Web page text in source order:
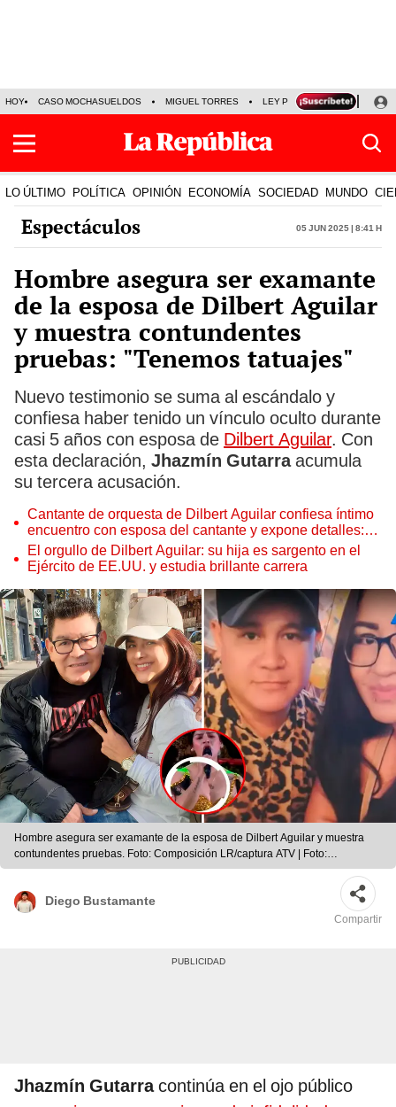
HOY CASO MOCHASUELDOS MIGUEL TORRES LEY PULPÍN PRECIO DEL
LO ÚLTIMO POLÍTICA OPINIÓN ECONOMÍA SOCIEDAD MUNDO
Espectáculos 05 Jun 2025 | 8:41 h
Hombre asegura ser examante
de la esposa de Dilbert Aguilar
y muestra contundentes
pruebas: "Tenemos tatuajes"
Nuevo testimonio se suma al escándalo y
confiesa haber tenido un vínculo oculto durante
casi 5 años con esposa de Dilbert Aguilar. Con
esta declaración, Jhazmín Gutarraacumula
su tercera acusación.
Cantante de orquesta de Dilbert Aguilar confiesa íntimo
encuentro con esposa del cantante y expone detalles:
"Teníamos encontrones"
El orgullo de Dilbert Aguilar: su hija es sargento en el
Ejército de EE.UU. y estudia brillante carrera
Hombre asegura ser examante de la esposa de Dilbert Aguilar y muestra
contundentes pruebas. Foto: Composición LR/captura ATV | Foto:
Composición LR/captura ATV
Diego Bustamante
Compartir
Jhazmín Gutarracontinúa en el ojo público